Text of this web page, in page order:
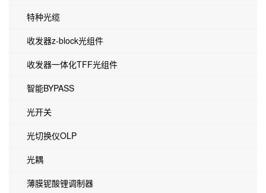
特种光缆
收发器z-block光组件
收发器一体化TFF光组件
智能BYPASS
光开关
光切换仪OLP
光耦
薄膜铌酸锂调制器